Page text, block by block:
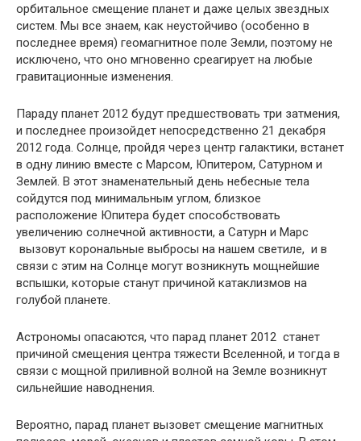
орбитальное смещение планет и даже целых звездных
систем. Мы все знаем, как неустойчиво (особенно в
последнее время) геомагнитное поле Земли, поэтому не
исключено, что оно мгновенно среагирует на любые
гравитационные изменения.
Параду планет 2012 будут предшествовать три затмения,
и последнее произойдет непосредственно 21 декабря
2012 года. Солнце, пройдя через центр галактики, встанет
в одну линию вместе с Марсом, Юпитером, Сатурном и
Землей. В этот знаменательный день небесные тела
сойдутся под минимальным углом, близкое
расположение Юпитера будет способствовать
увеличению солнечной активности, а Сатурн и Марс
вызовут корональные выбросы на нашем светиле, и в
связи с этим на Солнце могут возникнуть мощнейшие
вспышки, которые станут причиной катаклизмов на
голубой планете.
Астрономы опасаются, что парад планет 2012 станет
причиной смещения центра тяжести Вселенной, и тогда в
связи с мощной приливной волной на Земле возникнут
сильнейшие наводнения.
Вероятно, парад планет вызовет смещение магнитных